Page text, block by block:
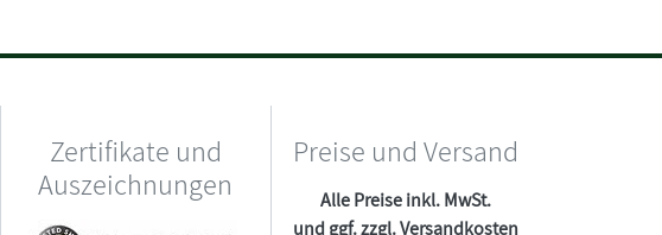
Zertifikate und
Auszeichnungen
Preise und Versand
Alle Preise inkl. MwSt.
und ggf. zzgl.Versandkosten